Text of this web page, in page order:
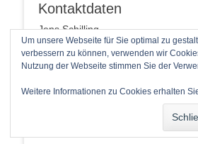
Kontaktdaten
Jens Schilling
58091 Hagen
Telefon: +49 2337 94 90 14 1
E-Mail
Laienreanimation kann
Catch Base vonCatch
Um unsere Webseite für Sie optimal zu
verbessern zu können, verwenden wir
Nutzung der Webseite stimmen Sie der
Weitere Informationen zu Cookies erhalten